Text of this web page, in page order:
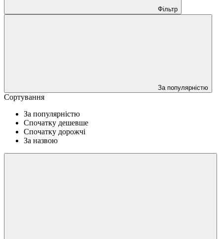
Фільтр
За популярністю
Сортування
За популярністю
Спочатку дешевше
Спочатку дорожчі
За назвою